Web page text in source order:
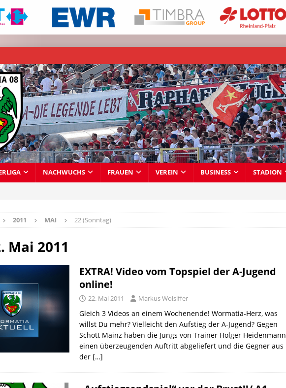
NACHWUCHS FRAUEN VEREIN BUSINESS STADION
2011 MAI 22 (Sonntag)
Mai 2011
EXTRA! Video vom Topspiel der A-Jugend
online!
22. Mai 2011 Markus Wolsiffer
Gleich 3 Videos an einem Wochenende! Wormatia-Herz, was
willst Du mehr? Vielleicht den Aufstieg der A-Jugend? Gegen
Schott Mainz haben die Jungs von Trainer Holger Heidenmann
einen überzeugenden Auftritt abgeliefert und die Gegner aus
der […]